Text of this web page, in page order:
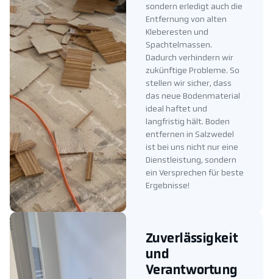
sondern erledigt auch die
Entfernung von alten
Kleberesten und
Spachtelmassen.
Dadurch verhindern wir
zukünftige Probleme. So
stellen wir sicher, dass
das neue Bodenmaterial
ideal haftet und
langfristig hält. Boden
entfernen in Salzwedel
ist bei uns nicht nur eine
Dienstleistung, sondern
ein Versprechen für beste
Ergebnisse!
Zuverlässigkeit
und
Verantwortung